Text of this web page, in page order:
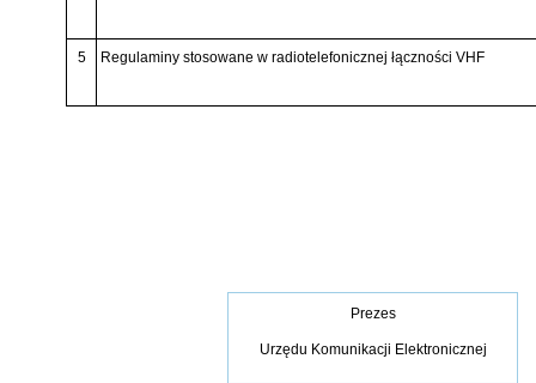
5 Regulaminy stosowane w radiotelefonicznej łączności VHF
Prezes
Urzędu Komunikacji Elektronicznej